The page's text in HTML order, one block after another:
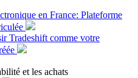
en France: Plateforme
Tradeshift comme votre
et les achats